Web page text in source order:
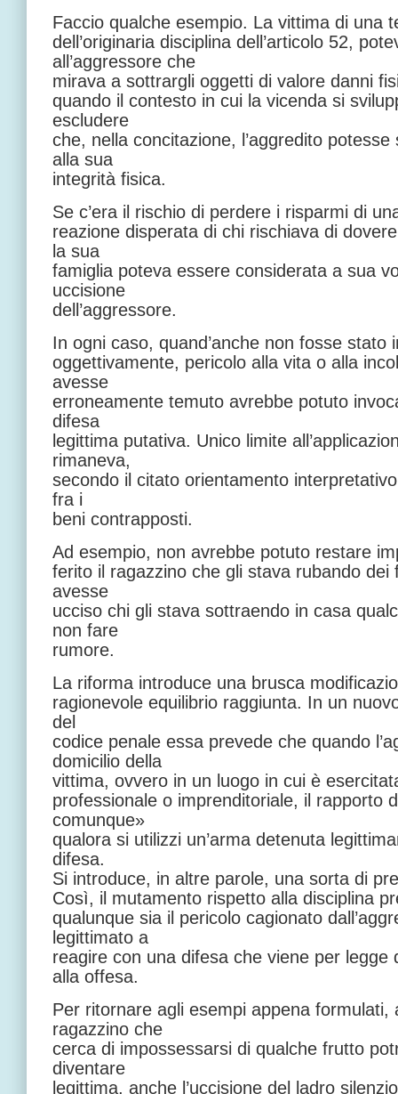
Faccio qualche esempio. La vittima di una
dell’originaria disciplina dell’articolo 52,
all’aggressore che
mirava a sottrargli oggetti di valore danni
quando il contesto in cui la vicenda si
escludere
che, nella concitazione, l’aggredito
alla sua
integrità fisica.
Se c’era il rischio di perdere i risparmi di
reazione disperata di chi rischiava di
la sua
famiglia poteva essere considerata a sua
uccisione
dell’aggressore.
In ogni caso, quand’anche non fosse stato
oggettivamente, pericolo alla vita o alla
avesse
erroneamente temuto avrebbe potuto
difesa
legittima putativa. Unico limite
rimaneva,
secondo il citato orientamento
fra i
beni contrapposti.
Ad esempio, non avrebbe potuto restare
ferito il ragazzino che gli stava rubando dei
avesse
ucciso chi gli stava sottraendo in casa
non fare
rumore.
La riforma introduce una brusca
ragionevole equilibrio raggiunta. In un
del
codice penale essa prevede che quando
domicilio della
vittima, ovvero in un luogo in cui è
professionale o imprenditoriale, il rapporto
comunque»
qualora si utilizzi un’arma detenuta
difesa.
Si introduce, in altre parole, una sorta di
Così, il mutamento rispetto alla disciplina
qualunque sia il pericolo cagionato
legittimato a
reagire con una difesa che viene per legge
alla offesa.
Per ritornare agli esempi appena formulati,
ragazzino che
cerca di impossessarsi di qualche frutto
diventare
legittima, anche l’uccisione del ladro